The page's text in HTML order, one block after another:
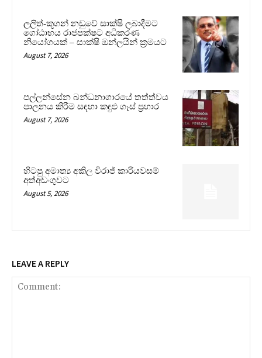
ලලිත්-කූගන් නඩුවේ සාක්ෂි ලබාදීමට
ගෝඨාභය රාජපක්ෂට අධිකරණ
නියෝගයක් – සාක්ෂි ඔන්ලයින් ක්‍රමයට
August 7, 2026
පල්ලන්සේන බන්ධනාගාරයේ තත්ත්වය
පාලනය කිරීම සඳහා කඳුළු ගෑස් ප්‍රහාර
August 7, 2026
හිටපු අමාත්‍ය අකිල විරාජ් කාරියවසම්
අත්අඩංගුවට
August 5, 2026
LEAVE A REPLY